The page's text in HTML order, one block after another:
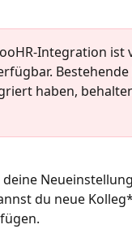
Integration
haben,
du neue